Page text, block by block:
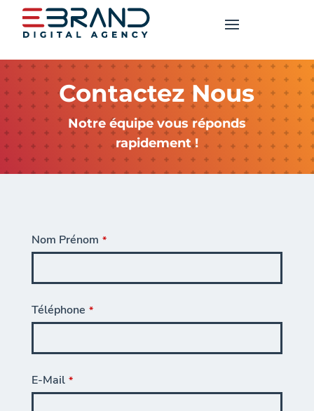
Contactez Nous
Notre équipe vous réponds
rapidement !
Nom Prénom *
Téléphone *
E-Mail *